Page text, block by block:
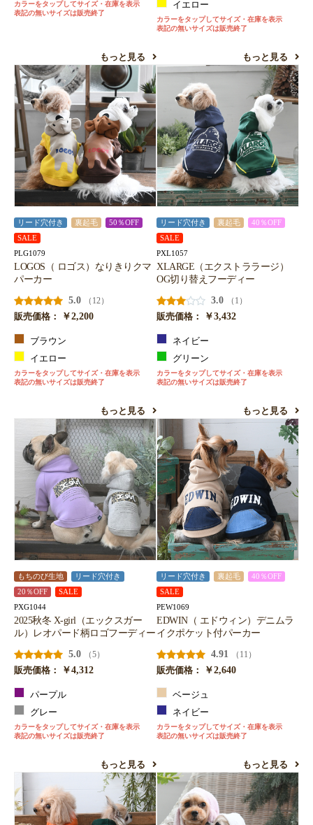
カラーをタップしてサイズ・在庫を表示
表記の無いサイズは販売終了
もっと見る
イエロー
カラーをタップしてサイズ・在庫を表示
表記の無いサイズは販売終了
もっと見る
リード穴付き 裏起毛
50％OFF
SALE
PLG1079
LOGOS（ ロゴス）なりきりクマ
パーカー
5.0
（12）
販売価格：
￥2,200
ブラウン
イエロー
カラーをタップしてサイズ・在庫を表示
表記の無いサイズは販売終了
もっと見る
リード穴付き 裏起毛
40％OFF
SALE
PXL1057
XLARGE（エクストララージ）
OG切り替えフーディー
3.0
（1）
販売価格：
￥3,432
ネイビー
グリーン
カラーをタップしてサイズ・在庫を表示
表記の無いサイズは販売終了
もっと見る
もちのび生地
リード穴付き
20％OFF
SALE
PXG1044
2025秋冬 X-girl（エックスガー
ル）レオパード柄ロゴフーディー
5.0
（5）
販売価格：
￥4,312
パープル
グレー
カラーをタップしてサイズ・在庫を表示
表記の無いサイズは販売終了
もっと見る
リード穴付き 裏起毛
40％OFF
SALE
PEW1069
EDWIN（ エドウィン）デニムラ
イクポケット付パーカー
4.91
（11）
販売価格：
￥2,640
ベージュ
ネイビー
カラーをタップしてサイズ・在庫を表示
表記の無いサイズは販売終了
もっと見る
お買い物を続ける カートへ進む